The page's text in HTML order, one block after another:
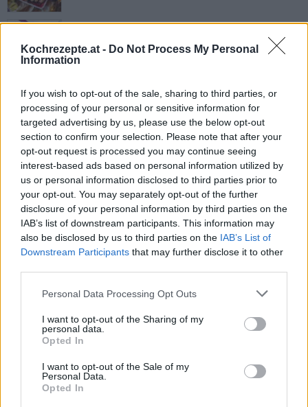
Kochrezepte.at - Do Not Process My Personal
Information
If you wish to opt-out of the sale, sharing to third parties, or
processing of your personal or sensitive information for
targeted advertising by us, please use the below opt-out
section to confirm your selection. Please note that after your
opt-out request is processed you may continue seeing
interest-based ads based on personal information utilized by
us or personal information disclosed to third parties prior to
your opt-out. You may separately opt-out of the further
disclosure of your personal information by third parties on the
IAB’s list of downstream participants. This information may
also be disclosed by us to third parties on the IAB’s List of
Downstream Participants that may further disclose it to other
Personal Data Processing Opt Outs
I want to opt-out of the Sharing of my
personal data.
Opted In
I want to opt-out of the Sale of my
Personal Data.
Opted In
Fruchtiges Zwetschkenkompott
Zwetschken-Chutney
Leicht
Zwetschkenröster
Leicht
Zwetschken Streuselkuchen
Leicht
Zwetschken Blechkuchen
Leicht
Zwetschkenknödel